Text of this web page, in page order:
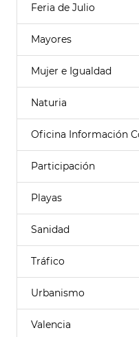
Feria de Julio
Mayores
Mujer e Igualdad
Naturia
Oficina Información
Participación
Playas
Sanidad
Tráfico
Urbanismo
Valencia